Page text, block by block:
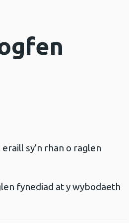
sy’n rhan o raglen
fynediad at y wybodaeth